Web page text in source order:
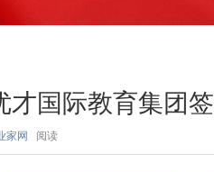
才国际教育集团
家网 阅读